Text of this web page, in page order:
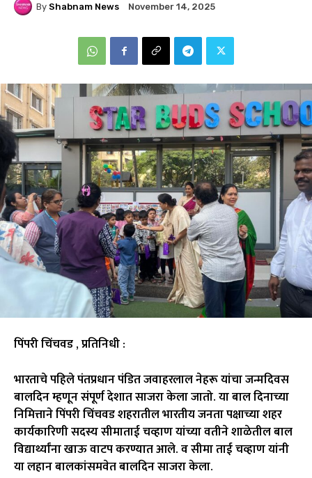
By Shabnam News November 14, 2025
पिंपरी चिंचवड , प्रतिनिधी :
भारताचे पहिले पंतप्रधान पंडित जवाहरलाल नेहरू यांचा जन्मदिवस
बालदिन म्हणून संपूर्ण देशात साजरा केला जातो. या बाल दिनाच्या
निमित्ताने पिंपरी चिंचवड शहरातील भारतीय जनता पक्षाच्या शहर
कार्यकारिणी सदस्य सीमाताई चव्हाण यांच्या वतीने शाळेतील बाल
विद्यार्थ्यांना खाऊ वाटप करण्यात आले. व सीमा ताई चव्हाण यांनी
या लहान बालकांसमवेत बालदिन साजरा केला.